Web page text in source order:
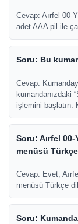
Cevap: Aırfel 00-
adet AAA pil ile
Soru: Bu
Cevap:
kumandanızdaki
işlemini başlatın.
Soru: Aırfel 00-
menüsü
Cevap: Evet,
menüsü Türkçe
Soru: